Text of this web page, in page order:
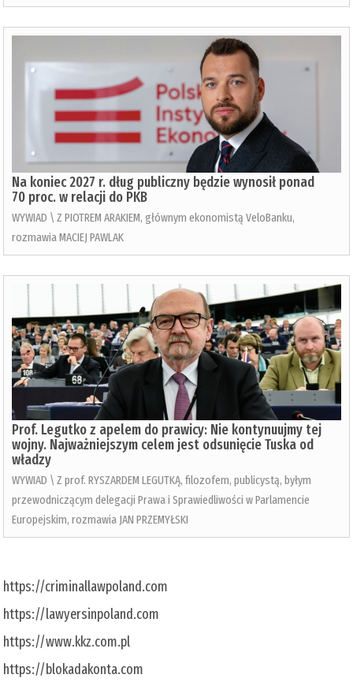
Na koniec 2027 r. dług publiczny będzie wynosił ponad
70 proc. w relacji do PKB
WYWIAD \ Z PIOTREM ARAKIEM, głównym ekonomistą VeloBanku,
rozmawia MACIEJ PAWLAK
Prof. Legutko z apelem do prawicy: Nie kontynuujmy tej
wojny. Najważniejszym celem jest odsunięcie Tuska od
władzy
WYWIAD \ Z prof. RYSZARDEM LEGUTKĄ, filozofem, publicystą, byłym
przewodniczącym delegacji Prawa i Sprawiedliwości w Parlamencie
Europejskim, rozmawia JAN PRZEMYŁSKI
https://criminallawpoland.com
https://lawyersinpoland.com
https://www.kkz.com.pl
https://blokadakonta.com